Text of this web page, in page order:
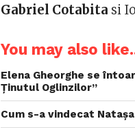
Gabriel Cotabita si
You may also
Elena Gheorghe se
Ţinutul Oglinzilor”
Cum s-a vindecat